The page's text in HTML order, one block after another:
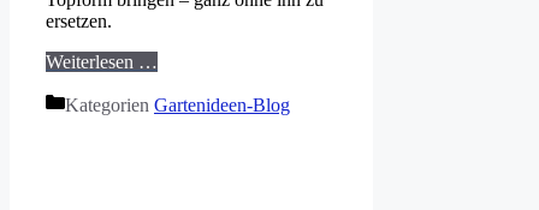
ersetzen.
Weiterlesen …
Kategorien Gartenideen-Blog